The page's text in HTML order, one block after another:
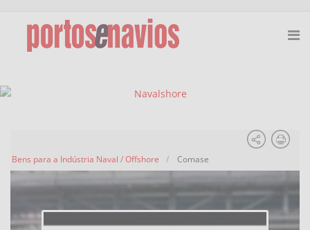
Bens para a Indústria Naval / Offshore Comase